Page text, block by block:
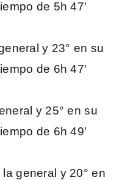
de 5h 47′
y 23° en su
de 6h 47′
y 25° en su
de 6h 49′
general y 20° en